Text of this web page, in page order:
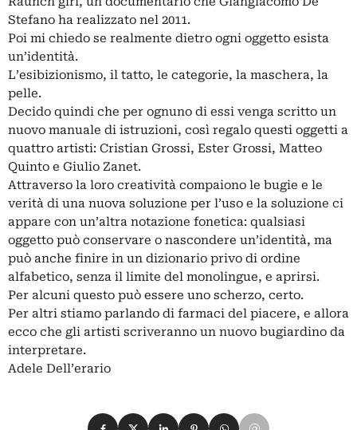
Stefano ha realizzato nel 2011.
Poi mi chiedo se realmente dietro ogni oggetto esista
un’identità.
L’esibizionismo, il tatto, le categorie, la maschera, la
pelle.
Decido quindi che per ognuno di essi venga scritto un
nuovo manuale di istruzioni, così regalo questi oggetti a
quattro artisti: Cristian Grossi, Ester Grossi, Matteo
Quinto e Giulio Zanet.
Attraverso la loro creatività compaiono le bugie e le
verità di una nuova soluzione per l’uso e la soluzione ci
appare con un’altra notazione fonetica: qualsiasi
oggetto può conservare o nascondere un’identità, ma
può anche finire in un dizionario privo di ordine
alfabetico, senza il limite del monolingue, e aprirsi.
Per alcuni questo può essere uno scherzo, certo.
Per altri stiamo parlando di farmaci del piacere, e allora
ecco che gli artisti scriveranno un nuovo bugiardino da
interpretare.
Adele Dell’erario
Condividi su Facebook
Condividi su X
Condividi su LinkedIn
Condividi su Pinterest
Condividi su WhatsApp
Condividi su Email